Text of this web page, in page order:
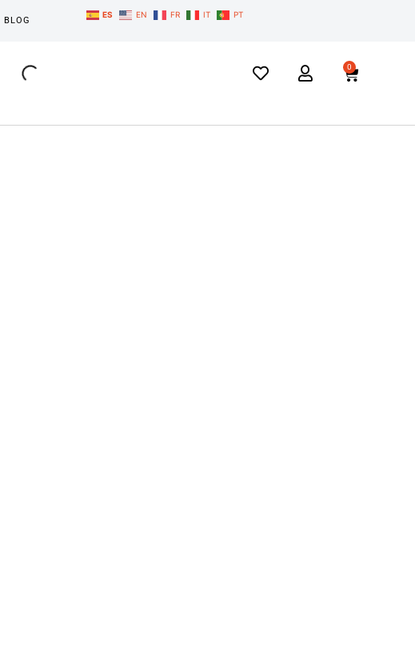
BLOG
ES EN FR IT PT
0